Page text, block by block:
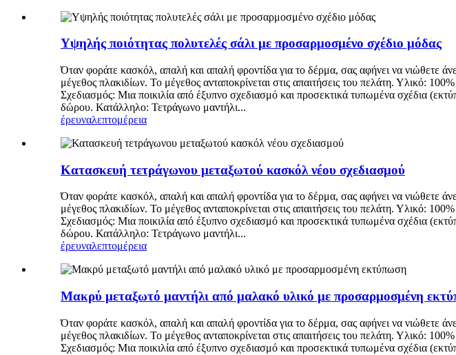
Υψηλής ποιότητας πολυτελές σάλι με προσαρμοσμένο σχέδιο μόδας
Όταν φοράτε κασκόλ, απαλή και απαλή φροντίδα για το δέρμα, σας αφήνει να
μέγεθος πλακιδίων. Το μέγεθος ανταποκρίνεται στις απαιτήσεις του πελάτη. Υλικό:
Σχεδιασμός: Μια ποικιλία από έξυπνο σχεδιασμό και προσεκτικά τυπωμένα σχέδια
δώρου. Κατάλληλο: Τετράγωνο μαντήλι...
έρευναλεπτομέρεια
Κατασκευή τετράγωνου μεταξωτού κασκόλ νέου σχεδιασμού
Όταν φοράτε κασκόλ, απαλή και απαλή φροντίδα για το δέρμα, σας αφήνει να
μέγεθος πλακιδίων. Το μέγεθος ανταποκρίνεται στις απαιτήσεις του πελάτη. Υλικό:
Σχεδιασμός: Μια ποικιλία από έξυπνο σχεδιασμό και προσεκτικά τυπωμένα σχέδια
δώρου. Κατάλληλο: Τετράγωνο μαντήλι...
έρευναλεπτομέρεια
Μακρύ μεταξωτό μαντήλι από μαλακό υλικό με προσαρμοσμένη
Όταν φοράτε κασκόλ, απαλή και απαλή φροντίδα για το δέρμα, σας αφήνει να
μέγεθος πλακιδίων. Το μέγεθος ανταποκρίνεται στις απαιτήσεις του πελάτη. Υλικό:
Σχεδιασμός: Μια ποικιλία από έξυπνο σχεδιασμό και προσεκτικά τυπωμένα σχέδια